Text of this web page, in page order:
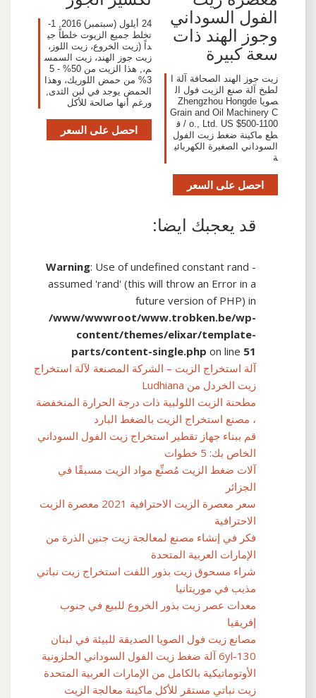
الفول السوداني
وجوز الهند ذات
سعة كبيرة
زيت جوز الهند الصحافة آلة ا
لطبخ آلة صنع الزيت فول ال
صويا Zhengzhou Hongde
Grain and Oil Machinery C
o., Ltd. US $500-1100 / ق
طع ماكينة ضغط زيت الفول
السوداني الصغيرة الكهربائي
ة
احصل على السعر
24 أيلول (سبتمبر) 2016, 1-
تخلط جميع الزيوت خلطاً جي
داً (زيت الخروع، زيت اللوز،
زيت جوز الهند، زيت السمس
م،, هذا الزيت من 50% - 5
3% من حمض اللوريك، وهذا
الحمض يوجد في لبن الثدى,
ورغم أنها صالحة للأكل
احصل على السعر
قد يعجبك ايضا:
Warning: Use of undefined constant rand -
assumed 'rand' (this will throw an Error in a
future version of PHP) in
/www/wwwroot/www.trobken.be/wp-
content/themes/elixar/template-
parts/content-single.php on line 51
آلة استخراج الزيت – الشركة المصنعة لآلة استخراج
زيت الخردل من Ludhiana
مطحنة الزيت اللولبية ذات درجة الحرارة المنخفضة
، مصنع استخراج الزيت بالضغط البارد
قم ببناء جهاز تقطير استخراج زيت الفول السوداني
الخاص بك: 5 خطوات
آلات ضغط الزيت مُصنِّع مواد الزيت مسبقًا في
الجزائر
سعر معصرة الزيت الاحترافية 2021 معصرة الزيت
الاحترافية
فكر في إنشاء مصنع لمعالجة زيت جنين الذرة من
الإمارات العربية المتحدة
شراء مسحوق زيت بذور اللفت استخراج زيت نباتي
مذيب في موريتانيا
معدات عصر زيت بذور الخروع للبيع في جنوب
إفريقيا
مصانع زيت فول الصويا الصديقة للبيئة في لبنان
6yl-130 آلة ضغط زيت الفول السوداني الحلزونية
الأوتوماتيكية بالكامل من الإمارات العربية المتحدة
زيت نباتي مستقر للأكل ماكينة معالجة الزيت